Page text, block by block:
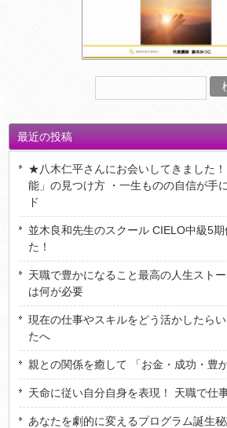
最近の投稿
★八木仁平さんにお会いしてきました
能」の見つけ方 ・一生ものの自信が手
ド
並木良和先生のスクール CIELO中級5
た！
天職で豊かになること最高の人生スト
は何が必要
現在の仕事やスキルをどう活かしたら
たへ
親との関係を癒して 「お金・成功・豊
天命に従い自分自身を表現！ 天職で仕
あなたを劇的に変えるプログラム誕生